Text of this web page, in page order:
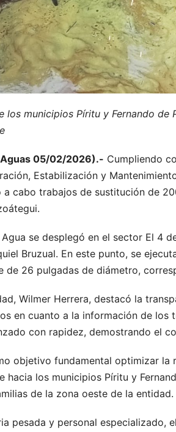
los municipios Píritu y Fernando
05/02/2026).- Cumpliendo
Estabilización y
a cabo trabajos de sustitución de
se desplegó en el sector El 4
Bruzual. En este punto, se
de 26 pulgadas de diámetro,
Wilmer Herrera, destacó la
en cuanto a la información de
con rapidez, demostrando el
objetivo fundamental optimizar
hacia los municipios Píritu y
de la zona oeste de la entidad.
pesada y personal especializado,